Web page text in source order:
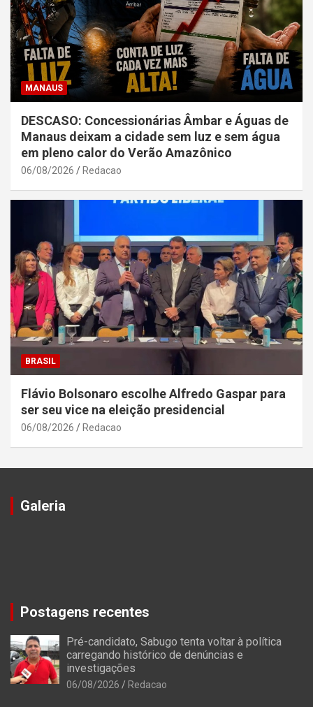
MANAUS
DESCASO: Concessionárias Âmbar e Águas de
Manaus deixam a cidade sem luz e sem água
em pleno calor do Verão Amazônico
06/08/2026 Redacao
BRASIL
Flávio Bolsonaro escolhe Alfredo Gaspar para
ser seu vice na eleição presidencial
06/08/2026 Redacao
Galeria
Postagens recentes
Pré-candidato, Sabugo tenta voltar à política
carregando histórico de denúncias e
investigações
06/08/2026 Redacao